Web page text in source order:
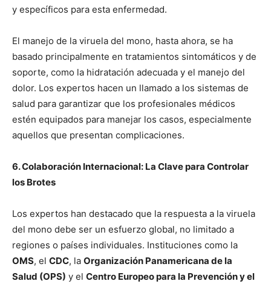
y específicos para esta enfermedad.
El manejo de la viruela del mono, hasta ahora, se ha
basado principalmente en tratamientos sintomáticos y de
soporte, como la hidratación adecuada y el manejo del
dolor. Los expertos hacen un llamado a los sistemas de
salud para garantizar que los profesionales médicos
estén equipados para manejar los casos, especialmente
aquellos que presentan complicaciones.
6. Colaboración Internacional: La Clave para Controlar
los Brotes
Los expertos han destacado que la respuesta a la viruela
del mono debe ser un esfuerzo global, no limitado a
regiones o países individuales. Instituciones como la
OMS, el CDC, la Organización Panamericana de la
Salud (OPS) y el Centro Europeo para la Prevención y el